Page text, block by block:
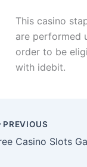
This casino
are performed
order to be
with idebit.
PREVIOUS